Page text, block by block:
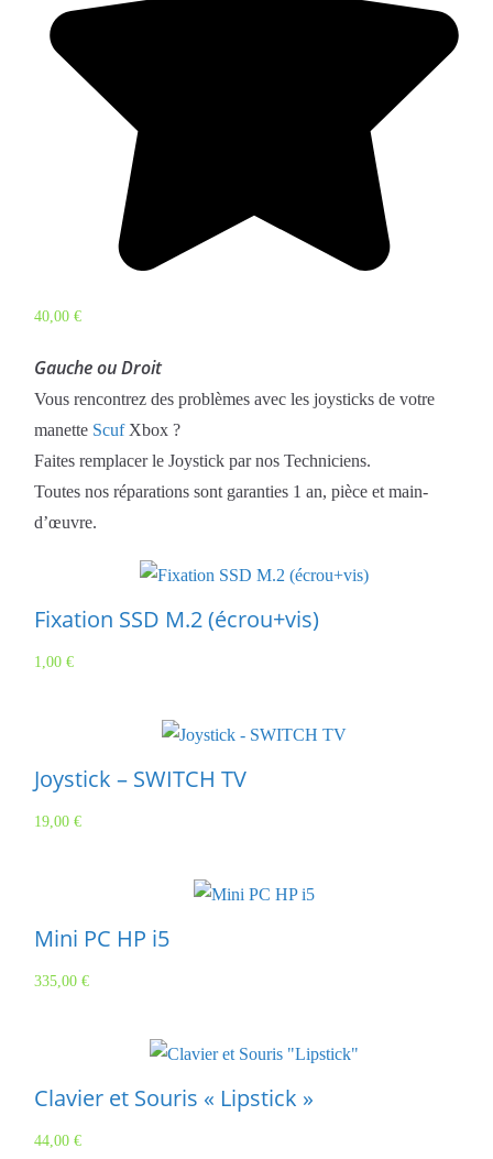
40,00 €
Gauche ou Droit
Vous rencontrez des problèmes avec les joysticks de votre
manette ScufXbox ?
Faites remplacer le Joystick par nos Techniciens.
Toutes nos réparations sont garanties 1 an, pièce et main-
d’œuvre.
Fixation SSD M.2 (écrou+vis)
1,00 €
Joystick – SWITCH TV
19,00 €
Mini PC HP i5
335,00 €
Clavier et Souris « Lipstick »
44,00 €